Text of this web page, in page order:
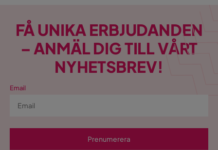
FÅ UNIKA ERBJUDANDEN
– ANMÄL DIG TILL VÅRT
NYHETSBREV!
Email
Prenumerera